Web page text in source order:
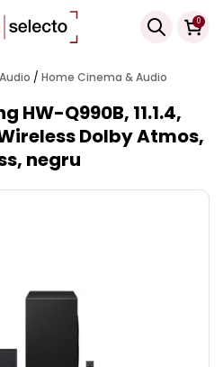
0
Products
search
/ Home Cinema & Audio
HW-Q990B, 11.1.4,
Dolby Atmos,
negru